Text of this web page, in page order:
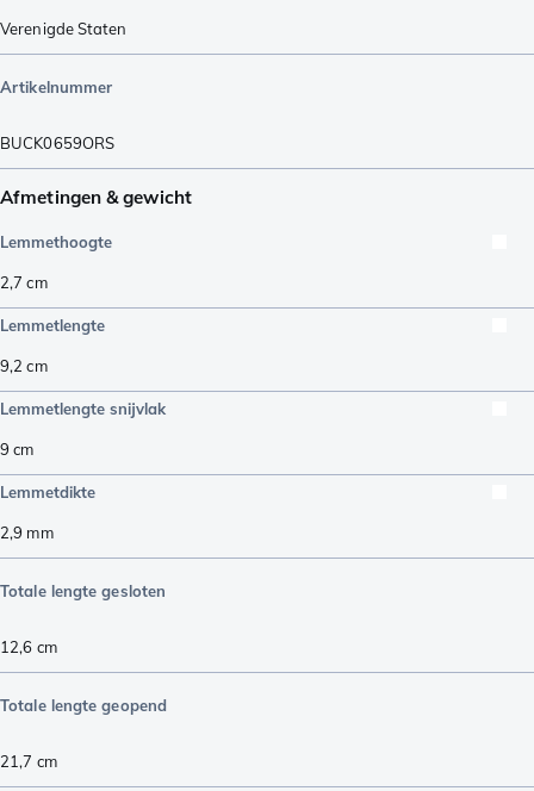
Verenigde Staten
Artikelnummer
BUCK0659ORS
Afmetingen & gewicht
Lemmethoogte
2,7 cm
Lemmetlengte
9,2 cm
Lemmetlengte snijvlak
9 cm
Lemmetdikte
2,9 mm
Totale lengte gesloten
12,6 cm
Totale lengte geopend
21,7 cm